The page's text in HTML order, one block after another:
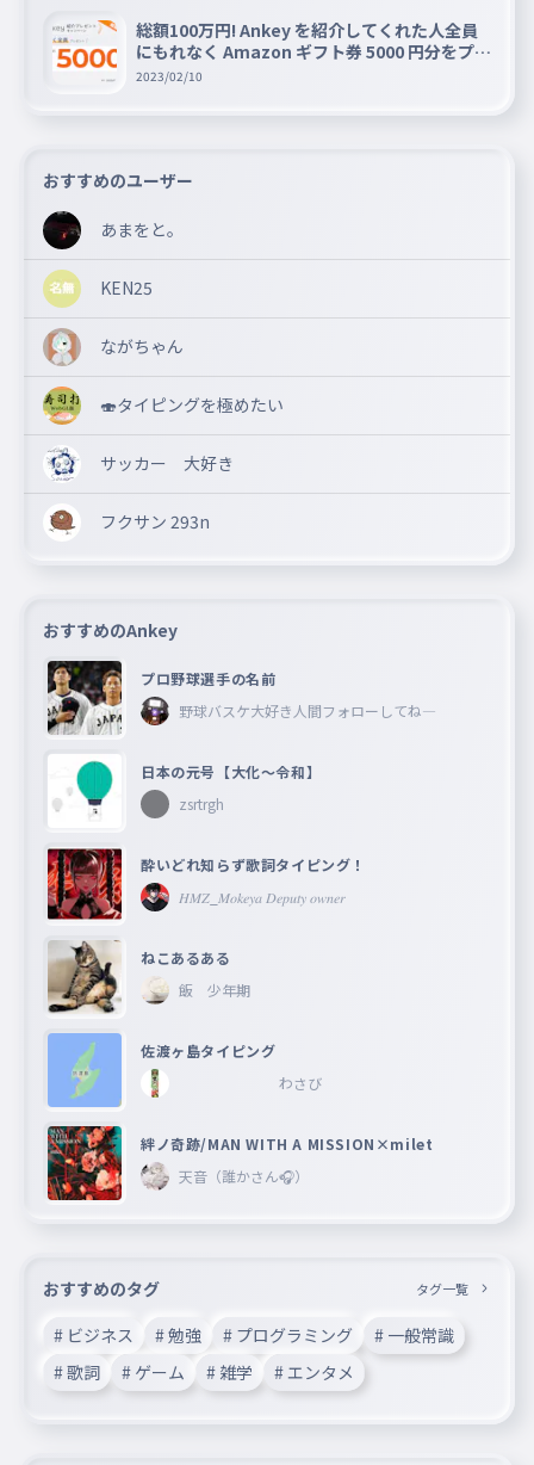
総額100万円! Ankey を紹介してくれた人全員
にもれなく Amazon ギフト券 5000 円分をプレ
ゼントキャンペーン!!
2023/02/10
おすすめのユーザー
あまをと。
KEN25
ながちゃん
🍣タイピングを極めたい
サッカー 大好き
フクサン 293n
おすすめのAnkey
プロ野球選手の名前
野球バスケ大好き人間フォローしてね―
日本の元号【大化〜令和】
zsrtrgh
酔いどれ知らず歌詞タイピング！
𝐻𝑀𝑍_𝑀𝑜𝑘𝑒𝑦𝑎 𝐷𝑒𝑝𝑢𝑡𝑦 𝑜𝑤𝑛𝑒𝑟
ねこあるある
飯 少年期
佐渡ヶ島タイピング
わさび
絆ノ奇跡/MAN WITH A MISSION×milet
天音（誰かさん🎧）
おすすめのタグ タグ一覧
# ビジネス # 勉強 # プログラミング
# 一般常識
# 歌詞
# ゲーム # 雑学 # エンタメ